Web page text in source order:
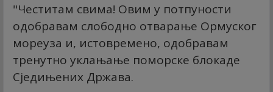
"Честитам свима! Овим у потпуности
одобравам слободно отварање Ормуског
мореуза и, истовремено, одобравам
тренутно уклањање поморске блокаде
Сједињених Држава.